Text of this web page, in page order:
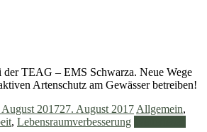
der TEAG – EMS Schwarza. Neue Wege
Artenschutz am Gewässer betreiben!
August 201727. August 2017 Allgemein,
, Lebensraumverbesserung